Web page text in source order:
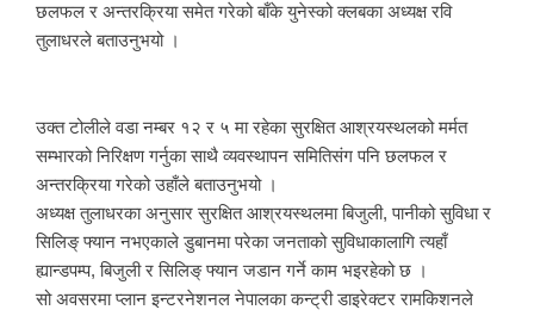
छलफल र अन्तरक्रिया समेत गरेको बाँके युनेस्को क्लबका अध्यक्ष रवि
तुलाधरले बताउनुभयो ।
उक्त टोलीले वडा नम्बर १२ र ५ मा रहेका सुरक्षित आश्रयस्थलको मर्मत
सम्भारको निरिक्षण गर्नुका साथै व्यवस्थापन समितिसंग पनि छलफल र
अन्तरक्रिया गरेको उहाँले बताउनुभयो ।
अध्यक्ष तुलाधरका अनुसार सुरक्षित आश्रयस्थलमा बिजुली, पानीको सुविधा र
सिलिङ् फ्यान नभएकाले डुबानमा परेका जनताको सुविधाकालागि त्यहाँ
ह्यान्डपम्प, बिजुली र सिलिङ् फ्यान जडान गर्ने काम भइरहेको छ ।
सो अवसरमा प्लान इन्टरनेशनल नेपालका कन्ट्री डाइरेक्टर रामकिशनले